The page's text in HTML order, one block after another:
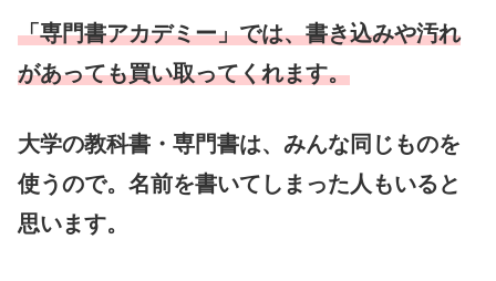
「専門書アカデミー」では、書き込みや汚れ
があっても買い取ってくれます。
大学の教科書・専門書は、みんな同じものを
使うので。名前を書いてしまった人もいると
思います。